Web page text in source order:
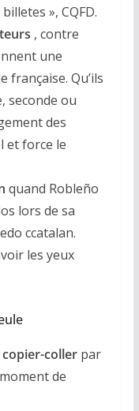
», CQFD.
, contre
une
Qu’ils
seconde ou
des
et force le
quand Robleño
lors de sa
ccatalan.
les yeux
collerpar
de